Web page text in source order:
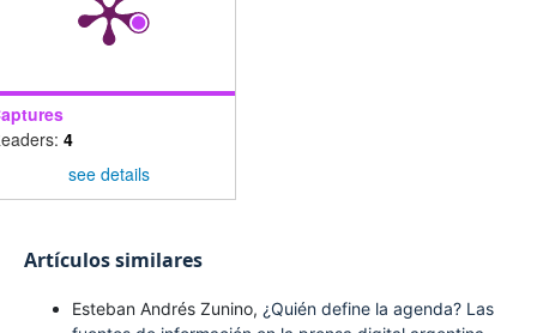
4
see details
Artículos similares
Esteban Andrés Zunino, ¿Quién define la agenda? Las